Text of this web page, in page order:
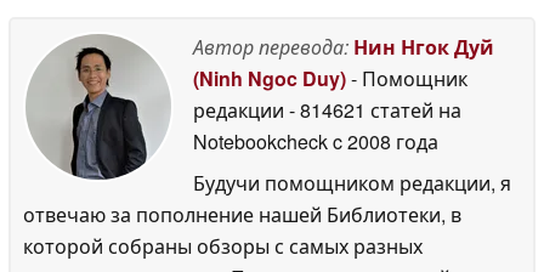
Автор перевода: Нин Нгок Дуй
(Ninh Ngoc Duy)- Помощник
редакции - 814621 статей на
Notebookcheckc 2008 года
Будучи помощником редакции, я
отвечаю за пополнение нашей Библиотеки, в
которой собраны обзоры с самых разных